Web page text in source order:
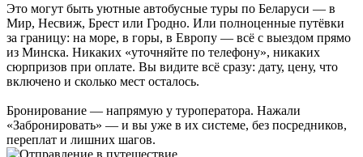
Это могут быть уютные автобусные туры по Беларуси — в
Мир, Несвиж, Брест или Гродно. Или полноценные путёвки
за границу: на море, в горы, в Европу — всё с выездом прямо
из Минска. Никаких «уточняйте по телефону», никаких
сюрпризов при оплате. Вы видите всё сразу: дату, цену, что
включено и сколько мест осталось.
Бронирование — напрямую у туроператора. Нажали
«Забронировать» — и вы уже в их системе, без посредников,
переплат и лишних шагов.